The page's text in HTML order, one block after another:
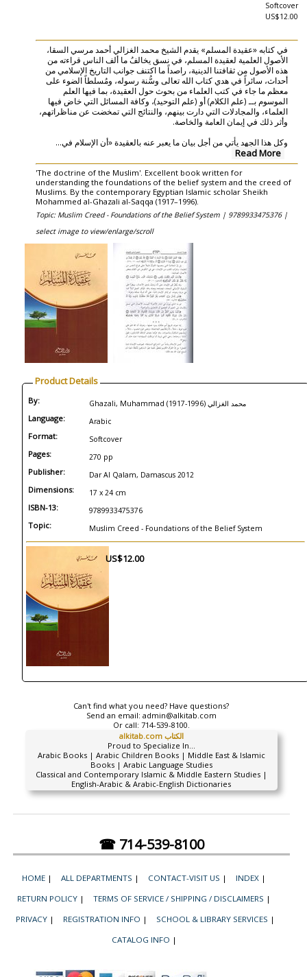
Softcover
US$12.00
في كتابه «عقيدة المسلم» يقدم الشيخ محمد الغزالي أحمد مرسي السقا،
الأصول العلمية لعقيدة المسلم، في نسق يخالفُ ما ألف الناس قراءته من
هذه الأصول من ثقافتنا الدينية، راصداً ما اكتنف جوانب التاريخ الإسلامي من
أحداث، سائراً في هدي كتاب الله تعالى وسُّنة رسوله، ومُسلطاً الضوء على
معظم ما جاء في كتب العلماء من بحوث حول العقيدة، بما فيها العلم
الموسوم بــ (علم الكلام) أو (علم التوحيد)، وكافة المسائل التي خاض فيها
العلماء، والمجادلات التي دارت بينهم، والنتائج التي تمخضت عن مناظراتهم،
وأثر ذلك في إيمان العامة والخاصة.
وكل هذا الجهد يأتي من أجل بيان ما يعبر عنه بالعقيدة «أن الإسلام في...
Read More
'The doctrine of the Muslim'. Excellent book written for
understanding the foundations of the belief system and the creed of
Muslims. By the contemporary Egyptian Islamic scholar Sheikh
Mohammed al-Ghazali al-Saqqa (1917–1996).
Topic: Muslim Creed - Foundations of the Belief System | 9789933475376 |
select image to view/enlarge/scroll
Product Details
By: Ghazali, Muhammad (1917-1996) محمد الغزالي
Language: Arabic
Format: Softcover
Pages: 270 pp
Publisher: Dar Al Qalam, Damascus 2012
Dimensions: 17 x 24 cm
ISBN-13: 9789933475376
Topic: Muslim Creed - Foundations of the Belief System
US$12.00
Can't find what you need? Have questions?
Send an email: admin@alkitab.com
Or call: 714-539-8100.
alkitab.com الكتاب
Proud to Specialize In...
Arabic Books | Arabic Children Books | Middle East & Islamic
Books | Arabic Language Studies
Classical and Contemporary Islamic & Middle Eastern Studies |
English-Arabic & Arabic-English Dictionaries
☎ 714-539-8100
HOME | ALL DEPARTMENTS | CONTACT-VISIT US | INDEX |
RETURN POLICY | TERMS OF SERVICE / SHIPPING / DISCLAIMERS |
PRIVACY | REGISTRATION INFO | SCHOOL & LIBRARY SERVICES |
CATALOG INFO |